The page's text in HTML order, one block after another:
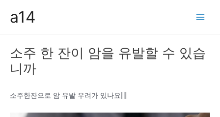
a14
소주 한 잔이 암을 유발할 수 있습
니까
소주한잔으로 암 유발 우려가 있나요▥